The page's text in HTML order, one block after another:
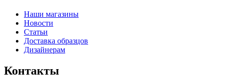
Наши магазины
Новости
Статьи
Доставка образцов
Дизайнерам
Контакты